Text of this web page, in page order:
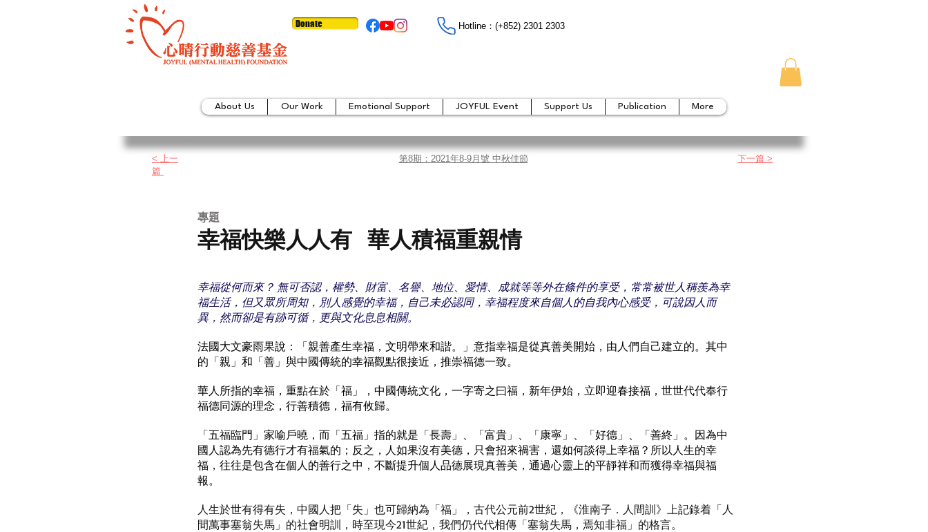
Donate Hotline：​​(+852) 2301 2303
About Us Our Work Emotional Support JOYFUL Event Support Us Publication More
< 上一
篇
第8期：2021年8-9月號 中秋佳節 下一篇 >
專題
幸福快樂人人有 華人積福重親情
幸福從何而來？ 無可否認，權勢、財富、名譽、地位、愛情、成就等等外在條件的享受，常常被世人稱羨為幸
福生活，但又眾所周知，別人感覺的幸福，自己未必認同，幸福程度來自個人的自我內心感受，可說因人而
異，然而卻是有跡可循，更與文化息息相關。
法國大文豪雨果說：「親善產生幸福，文明帶來和諧。」意指幸福是從真善美開始，由人們自己建立的。其中
的「親」和「善」與中國傳統的幸福觀點很接近，推崇福德一致。
華人所指的幸福，重點在於「福」，中國傳統文化，一字寄之曰福，新年伊始，立即迎春接福，世世代代奉行
福德同源的理念，行善積德，福有攸歸。
「五福臨門」家喻戶曉，而「五福」指的就是「長壽」、「富貴」、「康寧」、「好德」、「善終」。因為中
國人認為先有德行才有福氣的；反之，人如果沒有美德，只會招來禍害，還如何談得上幸福？所以人生的幸
福，往往是包含在個人的善行之中，不斷提升個人品德展現真善美，通過心靈上的平靜祥和而獲得幸福與福
報。
人生於世有得有失，中國人把「失」也可歸納為「福」，古代公元前2世紀，《淮南子．人間訓》上記錄着「人
間萬事塞翁失馬」的社會明訓，時至現今21世紀，我們仍代代相傳「塞翁失馬，焉知非福」的格言。